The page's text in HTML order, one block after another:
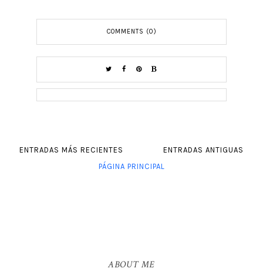
COMMENTS (0)
ENTRADAS MÁS RECIENTES
ENTRADAS ANTIGUAS
PÁGINA PRINCIPAL
ABOUT ME